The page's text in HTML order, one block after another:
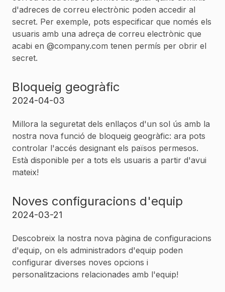
d'adreces de correu electrònic poden accedir al
secret. Per exemple, pots especificar que només els
usuaris amb una adreça de correu electrònic que
acabi en @company.com tenen permís per obrir el
secret.
Bloqueig geogràfic
2024-04-03
Millora la seguretat dels enllaços d'un sol ús amb la
nostra nova funció de bloqueig geogràfic: ara pots
controlar l'accés designant els països permesos.
Està disponible per a tots els usuaris a partir d'avui
mateix!
Noves configuracions d'equip
2024-03-21
Descobreix la nostra nova pàgina de configuracions
d'equip, on els administradors d'equip poden
configurar diverses noves opcions i
personalitzacions relacionades amb l'equip!